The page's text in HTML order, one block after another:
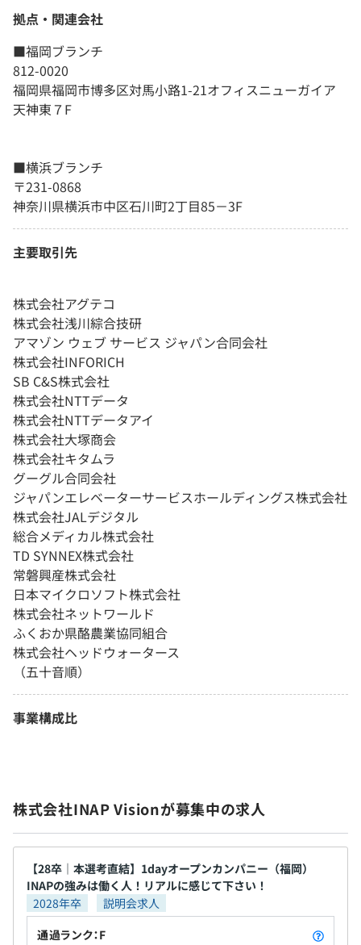
拠点・関連会社
■福岡ブランチ
812-0020
福岡県福岡市博多区対馬小路1-21オフィスニューガイア
天神東７F
■横浜ブランチ
〒231-0868
神奈川県横浜市中区石川町2丁目85－3F
主要取引先
株式会社アグテコ
株式会社浅川綜合技研
アマゾン ウェブ サービス ジャパン合同会社
株式会社INFORICH
SB C&S株式会社
株式会社NTTデータ
株式会社NTTデータアイ
株式会社大塚商会
株式会社キタムラ
グーグル合同会社
ジャパンエレベーターサービスホールディングス株式会社
株式会社JALデジタル
総合メディカル株式会社
TD SYNNEX株式会社
常磐興産株式会社
日本マイクロソフト株式会社
株式会社ネットワールド
ふくおか県酪農業協同組合
株式会社ヘッドウォータース
（五十音順）
事業構成比
株式会社INAP Visionが募集中の求人
【28卒｜本選考直結】1dayオープンカンパニー（福岡）
INAPの強みは働く人！リアルに感じて下さい！
2028年卒
説明会求人
通過ランク：F